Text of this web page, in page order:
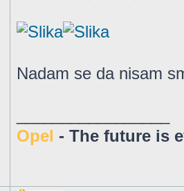
Nadam se da nisam
Opel - The future is